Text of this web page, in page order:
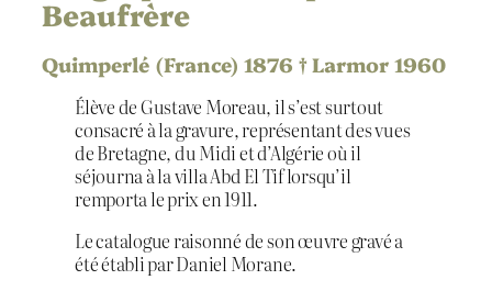
Beaufrère
Quimperlé (France) 1876 † Larmor 1960
Élève de Gustave Moreau, il s’est surtout
consacré à la gravure, représentant des vues
de Bretagne, du Midi et d’Algérie où il
séjourna à la villa Abd El Tif lorsqu’il
remporta le prix en 1911.
Le catalogue raisonné de son œuvre gravé a
été établi par Daniel Morane.